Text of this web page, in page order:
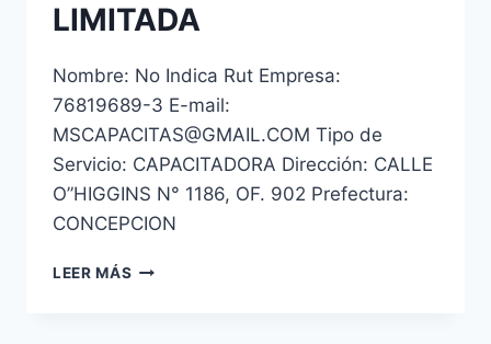
LIMITADA
Nombre: No Indica Rut Empresa:
76819689-3 E-mail:
MSCAPACITAS@GMAIL.COM Tipo de
Servicio: CAPACITADORA Dirección: CALLE
O”HIGGINS N° 1186, OF. 902 Prefectura:
CONCEPCION
LEER MÁS MS